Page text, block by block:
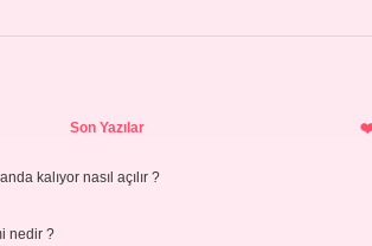
Son Yazılar
kalıyor nasıl açılır ?
nedir ?